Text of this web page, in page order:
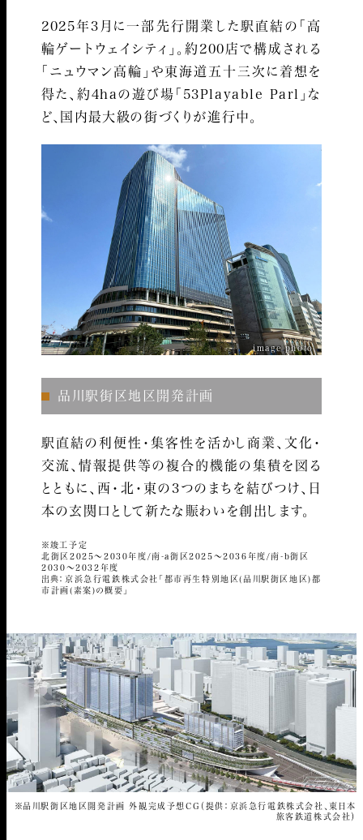
2025年3月に一部先行開業した駅直結の「高
輪ゲートウェイシティ」。約200店で構成される
「ニュウマン高輪」や東海道五十三次に着想を
得た、約4haの遊び場「53Playable Parl」な
ど、国内最大級の街づくりが進行中。
image photo
品川駅街区地区開発計画
駅直結の利便性・集客性を活かし商業、文化・
交流、情報提供等の複合的機能の集積を図る
とともに、西・北・東の3つのまちを結びつけ、日
本の玄関口として新たな賑わいを創出します。
※竣工予定
北街区2025～2030年度/南-a街区2025～2036年度/南-b街区
2030～2032年度
出典：京浜急行電鉄株式会社「都市再生特別地区(品川駅街区地区)都
市計画(素案)の概要」
※品川駅街区地区開発計画 外観完成予想CG（提供：京浜急行電鉄株式会社、東日本
旅客鉄道株式会社）